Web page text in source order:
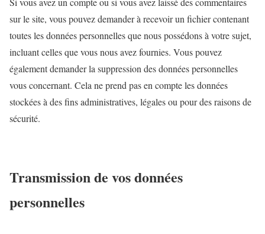
sur le site, vous pouvez demander à recevoir un fichier contenant
toutes les données personnelles que nous possédons à votre sujet,
incluant celles que vous nous avez fournies. Vous pouvez
également demander la suppression des données personnelles
vous concernant. Cela ne prend pas en compte les données
stockées à des fins administratives, légales ou pour des raisons de
sécurité.
Transmission de vos données
personnelles